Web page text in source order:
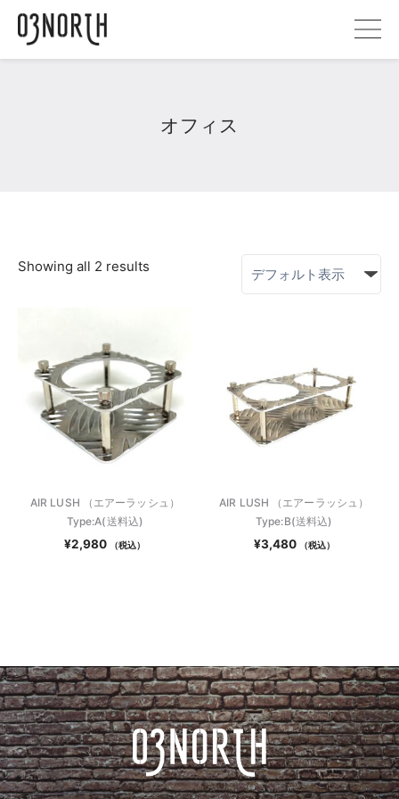
オフィス
Showing all 2 results
AIR LUSH （エアーラッシュ）
Type:A(送料込)
¥2,980 （税込）
AIR LUSH （エアーラッシュ）
Type:B(送料込)
¥3,480 （税込）